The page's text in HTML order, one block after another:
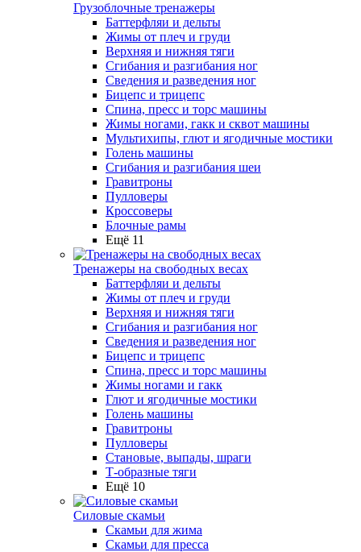
Грузоблочные тренажеры
Баттерфляи и дельты
Жимы от плеч и груди
Верхняя и нижняя тяги
Сгибания и разгибания ног
Сведения и разведения ног
Бицепс и трицепс
Спина, пресс и торс машины
Жимы ногами, гакк и сквот машины
Мультихипы, глют и ягодичные мостики
Голень машины
Сгибания и разгибания шеи
Гравитроны
Пулловеры
Кроссоверы
Блочные рамы
Ещё 11
Тренажеры на свободных весах
Баттерфляи и дельты
Жимы от плеч и груди
Верхняя и нижняя тяги
Сгибания и разгибания ног
Сведения и разведения ног
Бицепс и трицепс
Спина, пресс и торс машины
Жимы ногами и гакк
Глют и ягодичные мостики
Голень машины
Гравитроны
Пулловеры
Становые, выпады, шраги
Т-образные тяги
Ещё 10
Силовые скамьи
Скамьи для жима
Скамьи для пресса